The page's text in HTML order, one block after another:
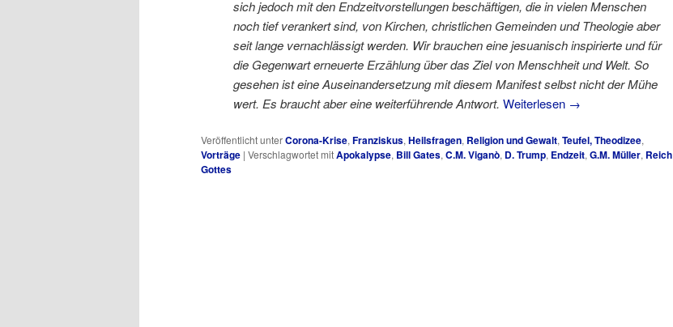
sich jedoch mit den Endzeitvorstellungen beschäftigen, die in vielen Menschen
noch tief verankert sind, von Kirchen, christlichen Gemeinden und Theologie aber
seit lange vernachlässigt werden. Wir brauchen eine jesuanisch inspirierte und für
die Gegenwart erneuerte Erzählung über das Ziel von Menschheit und Welt. So
gesehen ist eine Auseinandersetzung mit diesem Manifest selbst nicht der Mühe
wert. Es braucht aber eine weiterführende Antwort. Weiterlesen →
Veröffentlicht unterCorona-Krise, Franziskus, Heilsfragen, Religion und Gewalt, Teufel, Theodizee,
Vorträge | Verschlagwortet mitApokalypse, Bill Gates, C.M. Viganò, D. Trump, Endzeit, G.M. Müller, Reich
Gottes